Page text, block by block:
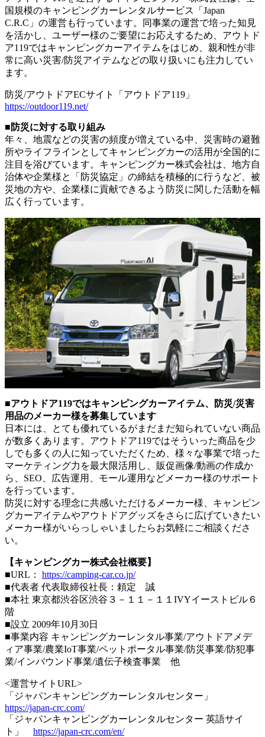
国規模のキャンピングカーレンタルサービス「Japan
C.R.C」の運営も行っています。同事業の運営で培った知見
を活かし、ユーザー様のご要望にお応えするため、アウトド
ア119ではキャンピングカーアイテムをはじめ、親和性が非
常に高い災害/防災アイテムなどの取り扱いにも注力してい
ます。
防災/アウトドアECサイト「アウトドア119」
https://outdoor119.net/
■防災に対する取り組み
年々、地震などの災害の頻度が増えている中、災害時の避難
所やライフラインとしてキャンピングカーの活用が全国的に
注目を浴びています。キャンピングカー株式会社は、地方自
治体や企業様と「防災協定」の締結を積極的に行うなど、被
災地の方や、企業様に貢献できるよう防災に関した活動を幅
広く行っています。
■アウトドア119ではキャンピングカーアイテム、防災/災害
用品のメーカー様を募集しています
日本には、とても優れているがまだまだ知られていない商品
が数多くあります。アウトドア119ではそういった商品を少
しでも多くの人に知っていただくため、様々な事業で培った
マーケティング力を最大限活用し、販促画像/動画の作成か
ら、SEO、広告運用、モール運用などメーカー様のサポート
を行っています。
防災に対する理念に共感いただけるメーカー様、キャンピン
グカーアイテムやアウトドアグッズをさらに広げていきたい
メーカー様がいらっしゃいましたらお気軽にご相談くださ
い。
【キャンピングカー株式会社概要】
■URL： https://camping-car.co.jp/
■代表者 代表取締役社長：頼定 誠
■本社 東京都渋谷区渋谷３－１１－１１IVYイーストビル６
階
■設立 2009年10月30日
■事業内容 キャンピングカーレンタル事業/アウトドアメデ
ィア事業/農業IoT事業/ペットポータル事業/防災事業/防犯事
業/インバウンド事業/遺伝子検査事業 他
<運営サイトURL>
「ジャパンキャンピングカーレンタルセンター」
https://japan-crc.com/
「ジャパンキャンピングカーレンタルセンター 英語サイ
ト」 https://japan-crc.com/en/